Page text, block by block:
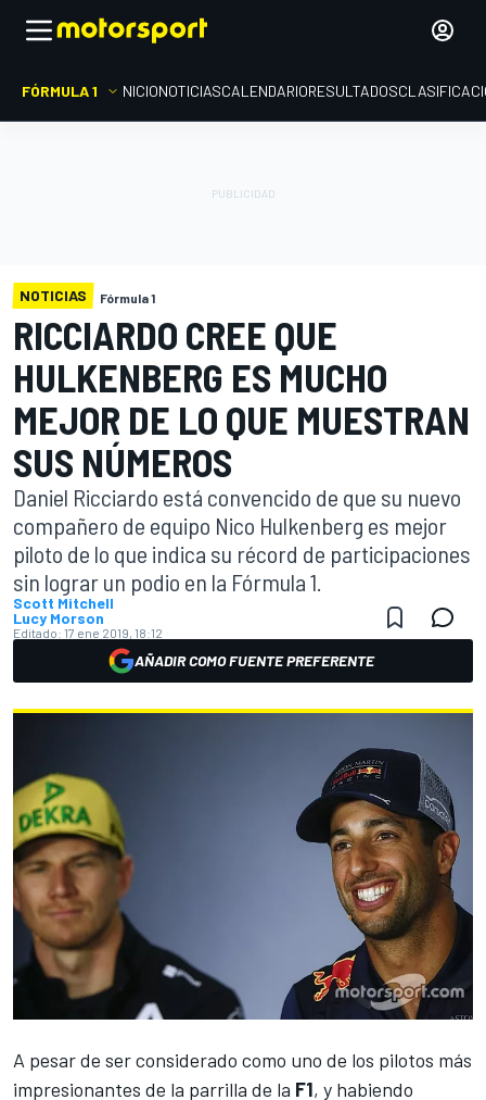
FÓRMULA 1 INICIONOTICIASCALENDARIORESULTADOS
NOTICIAS Fórmula 1
RICCIARDO CREE QUE
HULKENBERG ES MUCHO
MEJOR DE LO QUE MUESTRAN
SUS NÚMEROS
Daniel Ricciardo está convencido de que su nuevo
compañero de equipo Nico Hulkenberg es mejor
piloto de lo que indica su récord de participaciones
sin lograr un podio en la Fórmula 1.
Scott Mitchell
Lucy Morson
Editado: 17 ene 2019, 18:12
AÑADIR COMO FUENTE PREFERENTE
A pesar de ser considerado como uno de los pilotos más
impresionantes de la parrilla de la F1, y habiendo